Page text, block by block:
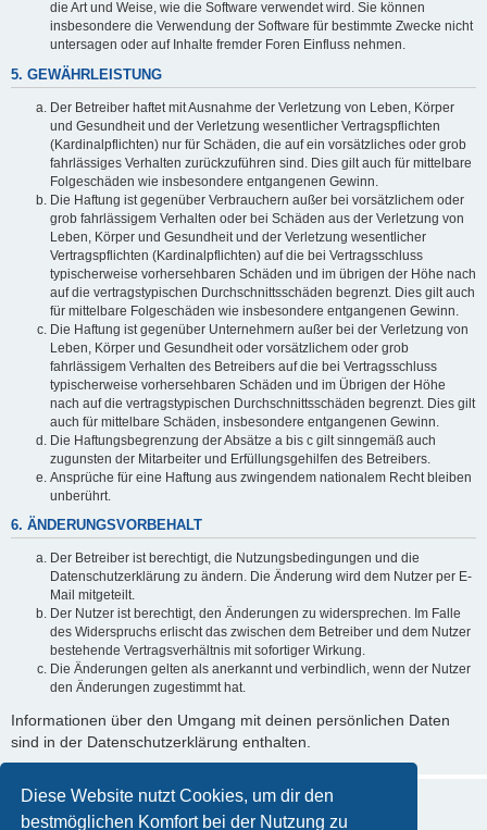
Diese Website nutzt Cookies, um dir den
bestmöglichen Komfort bei der Nutzung zu
die Art und Weise, wie die Software verwendet wird. Sie können
insbesondere die Verwendung der Software für bestimmte Zwecke nicht
untersagen oder auf Inhalte fremder Foren Einfluss nehmen.
5. GEWÄHRLEISTUNG
Der Betreiber haftet mit Ausnahme der Verletzung von Leben, Körper
und Gesundheit und der Verletzung wesentlicher Vertragspflichten
(Kardinalpflichten) nur für Schäden, die auf ein vorsätzliches oder grob
fahrlässiges Verhalten zurückzuführen sind. Dies gilt auch für mittelbare
Folgeschäden wie insbesondere entgangenen Gewinn.
Die Haftung ist gegenüber Verbrauchern außer bei vorsätzlichem oder
grob fahrlässigem Verhalten oder bei Schäden aus der Verletzung von
Leben, Körper und Gesundheit und der Verletzung wesentlicher
Vertragspflichten (Kardinalpflichten) auf die bei Vertragsschluss
typischerweise vorhersehbaren Schäden und im übrigen der Höhe nach
auf die vertragstypischen Durchschnittsschäden begrenzt. Dies gilt auch
für mittelbare Folgeschäden wie insbesondere entgangenen Gewinn.
Die Haftung ist gegenüber Unternehmern außer bei der Verletzung von
Leben, Körper und Gesundheit oder vorsätzlichem oder grob
fahrlässigem Verhalten des Betreibers auf die bei Vertragsschluss
typischerweise vorhersehbaren Schäden und im Übrigen der Höhe
nach auf die vertragstypischen Durchschnittsschäden begrenzt. Dies gilt
auch für mittelbare Schäden, insbesondere entgangenen Gewinn.
Die Haftungsbegrenzung der Absätze a bis c gilt sinngemäß auch
zugunsten der Mitarbeiter und Erfüllungsgehilfen des Betreibers.
Ansprüche für eine Haftung aus zwingendem nationalem Recht bleiben
unberührt.
6. ÄNDERUNGSVORBEHALT
Der Betreiber ist berechtigt, die Nutzungsbedingungen und die
Datenschutzerklärung zu ändern. Die Änderung wird dem Nutzer per E-
Mail mitgeteilt.
Der Nutzer ist berechtigt, den Änderungen zu widersprechen. Im Falle
des Widerspruchs erlischt das zwischen dem Betreiber und dem Nutzer
bestehende Vertragsverhältnis mit sofortiger Wirkung.
Die Änderungen gelten als anerkannt und verbindlich, wenn der Nutzer
den Änderungen zugestimmt hat.
Informationen über den Umgang mit deinen persönlichen Daten
sind in der Datenschutzerklärung enthalten.